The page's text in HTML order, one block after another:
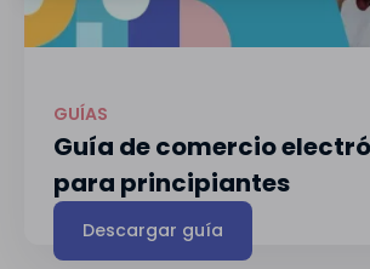
GUÍAS
Guía de comercio
para principiantes
Descargar guía